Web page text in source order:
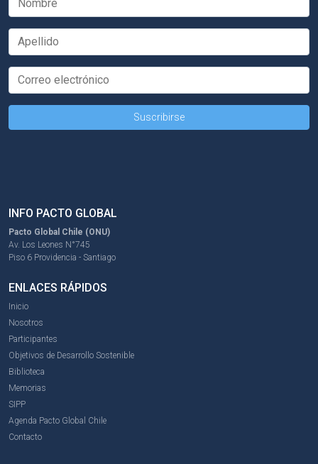
INFO PACTO GLOBAL
Pacto Global Chile (ONU)
Av. Los Leones N°745
Piso 6 Providencia - Santiago
ENLACES RÁPIDOS
Inicio
Nosotros
Participantes
Objetivos de Desarrollo Sostenible
Biblioteca
Memorias
SIPP
Agenda Pacto Global Chile
Contacto